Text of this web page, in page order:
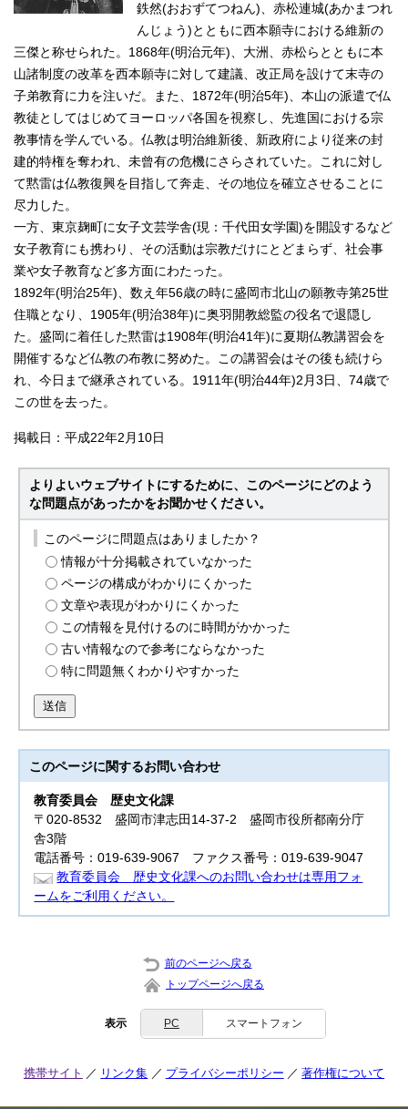
鉄然(おおずてつねん)、赤松連城(あかまつれ
んじょう)とともに西本願寺における維新の
三傑と称せられた。1868年(明治元年)、大洲、赤松らとともに本
山諸制度の改革を西本願寺に対して建議、改正局を設けて末寺の
子弟教育に力を注いだ。また、1872年(明治5年)、本山の派遣で仏
教徒としてはじめてヨーロッパ各国を視察し、先進国における宗
教事情を学んでいる。仏教は明治維新後、新政府により従来の封
建的特権を奪われ、未曾有の危機にさらされていた。これに対し
て黙雷は仏教復興を目指して奔走、その地位を確立させることに
尽力した。
一方、東京麹町に女子文芸学舎(現：千代田女学園)を開設するなど
女子教育にも携わり、その活動は宗教だけにとどまらず、社会事
業や女子教育など多方面にわたった。
1892年(明治25年)、数え年56歳の時に盛岡市北山の願教寺第25世
住職となり、1905年(明治38年)に奥羽開教総監の役名で退隠し
た。盛岡に着任した黙雷は1908年(明治41年)に夏期仏教講習会を
開催するなど仏教の布教に努めた。この講習会はその後も続けら
れ、今日まで継承されている。1911年(明治44年)2月3日、74歳で
この世を去った。
掲載日：平成22年2月10日
よりよいウェブサイトにするために、このページにどのよう
な問題点があったかをお聞かせください。
このページに問題点はありましたか？
情報が十分掲載されていなかった
ページの構成がわかりにくかった
文章や表現がわかりにくかった
この情報を見付けるのに時間がかかった
古い情報なので参考にならなかった
特に問題無くわかりやすかった
送信
このページに関するお問い合わせ
教育委員会 歴史文化課
〒020-8532 盛岡市津志田14-37-2 盛岡市役所都南分庁
舎3階
電話番号：019-639-9067 ファクス番号：019-639-9047
教育委員会 歴史文化課へのお問い合わせは専用フォ
ームをご利用ください。
前のページへ戻る
トップページへ戻る
表示 PC スマートフォン
携帯サイト リンク集 プライバシーポリシー 著作権について